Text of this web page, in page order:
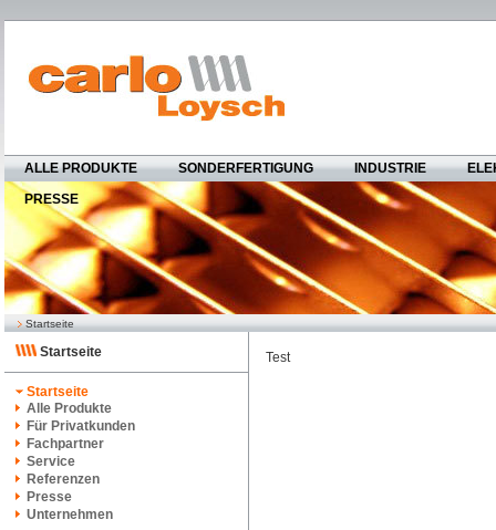
ALLE PRODUKTE SONDERFERTIGUNG INDUSTRIE
PRESSE
Startseite
Startseite
Startseite
Alle Produkte
Für Privatkunden
Fachpartner
Service
Referenzen
Presse
Unternehmen
Test